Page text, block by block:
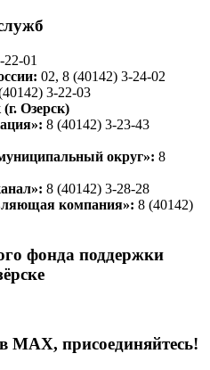
01
02, 8 (40142) 3-24-02
3-22-03
Озерск)
8 (40142) 3-23-43
округ»: 8
8 (40142) 3-28-28
компания»: 8 (40142)
фонда поддержки
МАХ, присоединяйтесь!